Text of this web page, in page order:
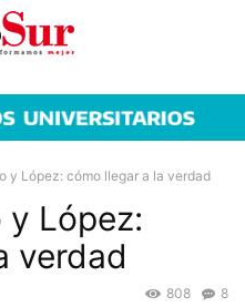
y López: cómo llegar a la verdad
y López:
verdad
8
808